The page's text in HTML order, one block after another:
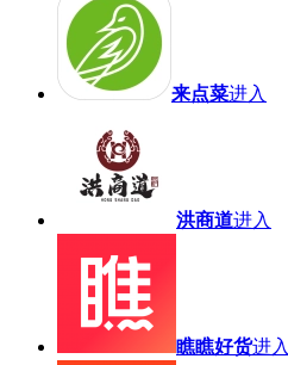
来点菜进入
洪商道进入
瞧瞧好货进入